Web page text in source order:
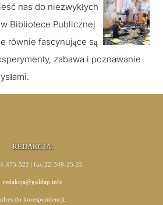
nas do niezwykłych
Bibliotece Publicznej
równie fascynujące są
zabawa i poznawanie
REDAKCJA:
475-522 | fax 22-349-25-25
redakcja@goldap.info
do korespondencji: